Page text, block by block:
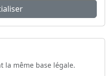
la même base légale.